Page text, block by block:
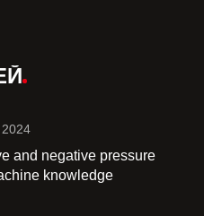
and negative pressure
knowledge